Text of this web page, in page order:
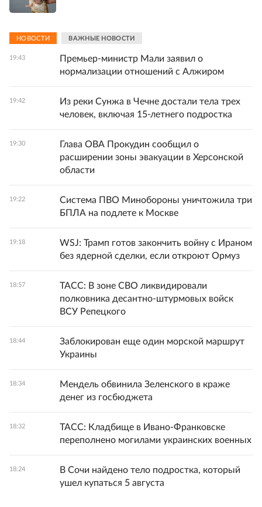
НОВОСТИ ВАЖНЫЕ НОВОСТИ
19:43
Премьер-министр Мали заявил о
нормализации отношений с Алжиром
19:42
Из реки Сунжа в Чечне достали тела трех
человек, включая 15-летнего подростка
19:30
Глава ОВА Прокудин сообщил о
расширении зоны эвакуации в Херсонской
области
19:22
Система ПВО Минобороны уничтожила три
БПЛА на подлете к Москве
19:18
WSJ: Трамп готов закончить войну с Ираном
без ядерной сделки, если откроют Ормуз
18:57
ТАСС: В зоне СВО ликвидировали
полковника десантно-штурмовых войск
ВСУ Репецкого
18:44
Заблокирован еще один морской маршрут
Украины
18:34
Мендель обвинила Зеленского в краже
денег из госбюджета
18:32
ТАСС: Кладбище в Ивано-Франковске
переполнено могилами украинских военных
18:24
В Сочи найдено тело подростка, который
ушел купаться 5 августа